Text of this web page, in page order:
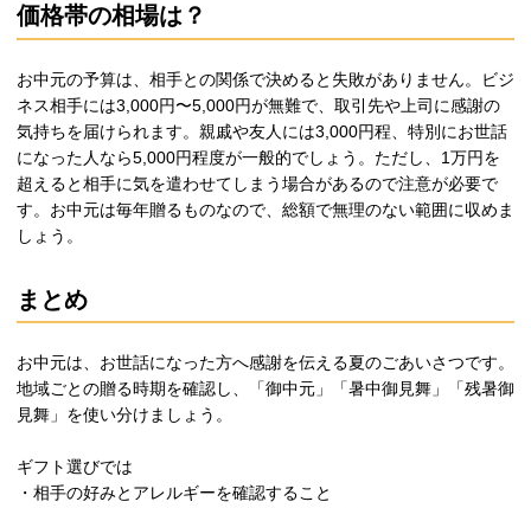
価格帯の相場は？
お中元の予算は、相手との関係で決めると失敗がありません。ビジ
ネス相手には3,000円〜5,000円が無難で、取引先や上司に感謝の
気持ちを届けられます。親戚や友人には3,000円程、特別にお世話
になった人なら5,000円程度が一般的でしょう。ただし、1万円を
超えると相手に気を遣わせてしまう場合があるので注意が必要で
す。お中元は毎年贈るものなので、総額で無理のない範囲に収めま
しょう。
まとめ
お中元は、お世話になった方へ感謝を伝える夏のごあいさつです。
地域ごとの贈る時期を確認し、「御中元」「暑中御見舞」「残暑御
見舞」を使い分けましょう。
ギフト選びでは
・相手の好みとアレルギーを確認すること